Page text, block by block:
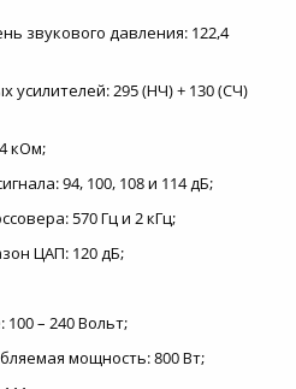
звукового давления: 122,4
усилителей: 295 (НЧ) + 130 (СЧ)
кОм;
94, 100, 108 и 114 дБ;
570 Гц и 2 кГц;
ЦАП: 120 дБ;
– 240 Вольт;
мощность: 800 Вт;